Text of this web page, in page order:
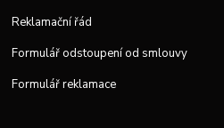
Reklamační řád
Formulář odstoupení od smlouvy
Formulář reklamace